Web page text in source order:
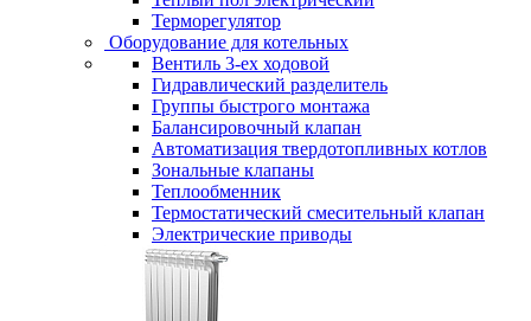
Терморегулятор
Оборудование для котельных
Вентиль 3-ех ходовой
Гидравлический разделитель
Группы быстрого монтажа
Балансировочный клапан
Автоматизация твердотопливных котлов
Зональные клапаны
Теплообменник
Термостатический смесительный клапан
Электрические приводы